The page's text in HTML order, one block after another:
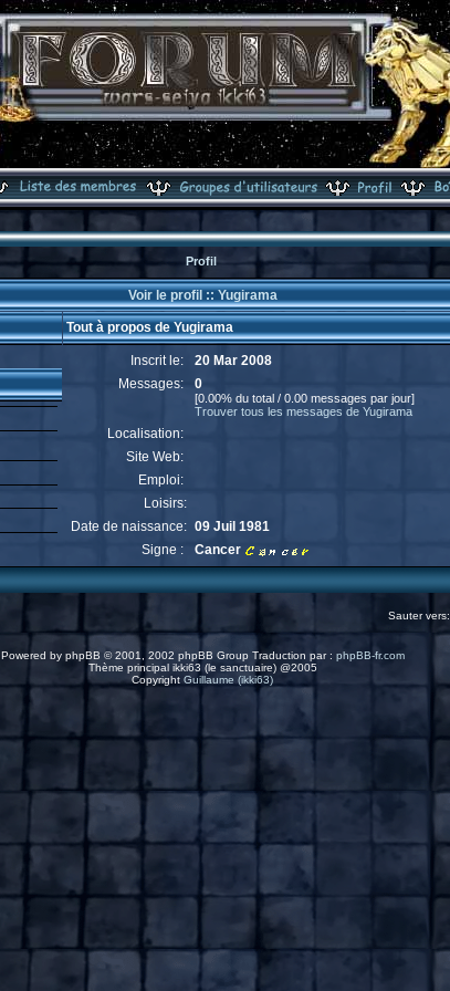
Profil
Voir le profil :: Yugirama
Tout à propos de Yugirama
Inscrit le:
20 Mar 2008
Messages:
0
[0.00% du total / 0.00 messages par jour]
Trouver tous les messages de Yugirama
Localisation:
Site Web:
Emploi:
Loisirs:
Date de naissance: 09 Juil 1981
Signe :
Cancer
Sauter
Powered by phpBB © 2001, 2002 phpBB Group Traduction par : phpBB-fr.com
Thème principal ikki63 (le sanctuaire) @2005
Copyright Guillaume (ikki63)